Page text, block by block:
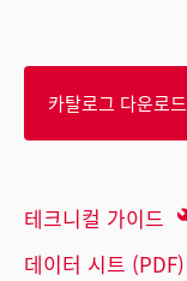
카탈로그 다운로드
테크니컬 가이드
데이터 시트 (PDF)